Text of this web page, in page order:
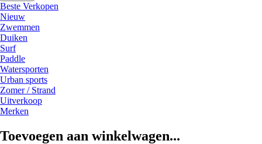
Beste Verkopen
Nieuw
Zwemmen
Duiken
Surf
Paddle
Watersporten
Urban sports
Zomer / Strand
Uitverkoop
Merken
Toevoegen aan winkelwagen...